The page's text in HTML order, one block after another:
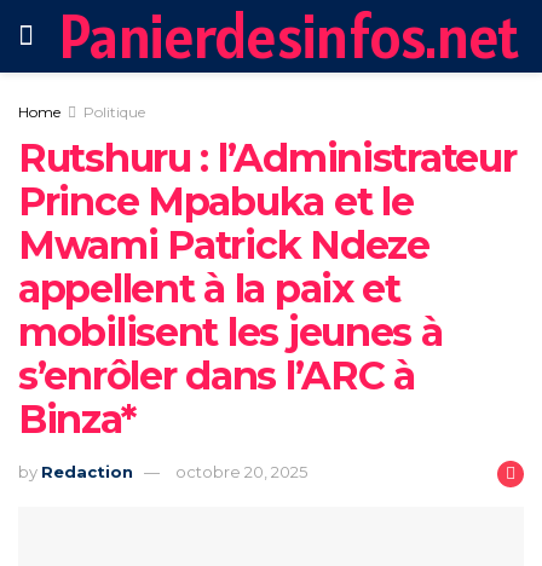
Panierdesinfos.net
Home Politique
Rutshuru : l’Administrateur
Prince Mpabuka et le
Mwami Patrick Ndeze
appellent à la paix et
mobilisent les jeunes à
s’enrôler dans l’ARC à
Binza*‎‎
by Redaction octobre 20, 2025